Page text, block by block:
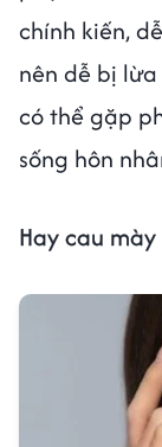
chính kiến,
nên dễ bị
có thể gặp
sống hôn
Hay cau mày